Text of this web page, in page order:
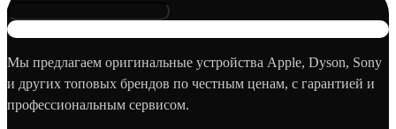
Мы предлагаем оригинальные устройства Apple, Dyson, Sony
и других топовых брендов по честным ценам, с гарантией и
профессиональным сервисом.